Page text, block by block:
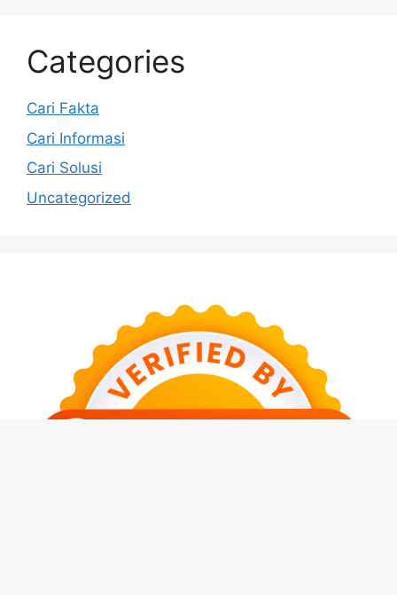
Categories
Cari Fakta
Cari Informasi
Cari Solusi
Uncategorized